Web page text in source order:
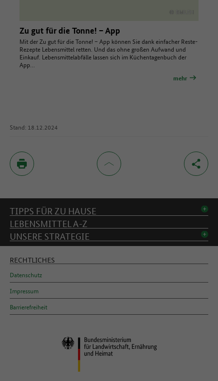
© BMLEH
Zu gut für die Tonne! – App
Mit der Zu gut für die Tonne! – App können Sie dank einfacher Reste-
Rezepte Lebensmittel retten. Und das ohne großen Aufwand und
Einkauf. Lebensmittelabfälle lassen sich im Küchentagenbuch der
App…
mehr
Stand: 18.12.2024
Inhaltsverzeichnis
TIPPS FÜR ZU HAUSE
LEBENSMITTEL A-Z
UNSERE STRATEGIE
RECHTLICHES
Datenschutz
Impressum
Barrierefreiheit